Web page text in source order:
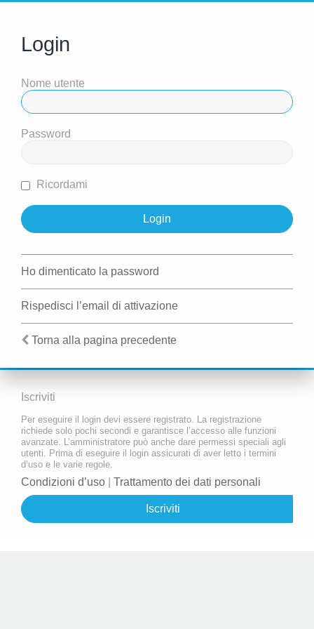
Login
Nome utente
Password
Ricordami
Ho dimenticato la password
Rispedisci l’email di attivazione
Torna alla pagina precedente
Iscriviti
Per eseguire il login devi essere registrato. La registrazione
richiede solo pochi secondi e garantisce l’accesso alle funzioni
avanzate. L’amministratore può anche dare permessi speciali agli
utenti. Prima di eseguire il login assicurati di aver letto i termini
d’uso e le varie regole.
Condizioni d’uso Trattamento dei dati personali
Iscriviti